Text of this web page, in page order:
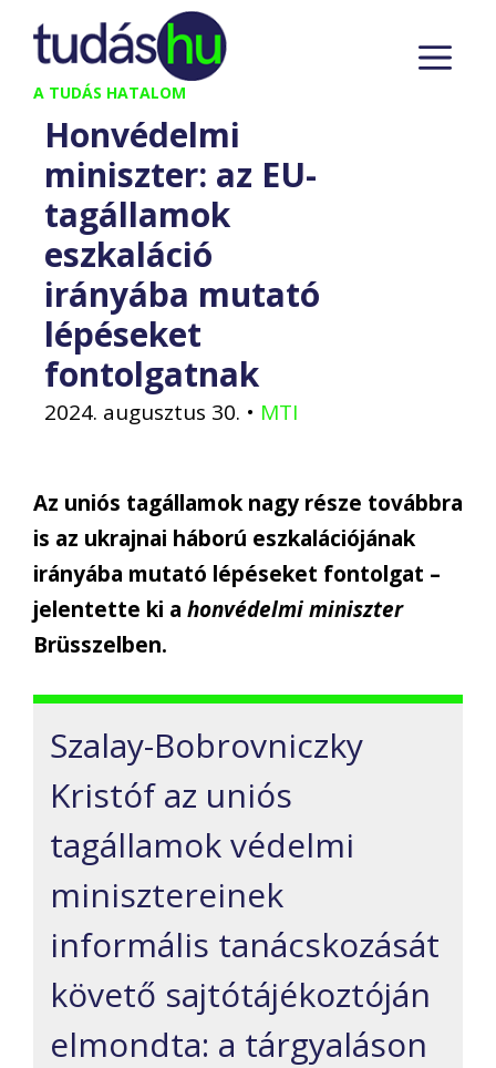
Kilépés
tartalomba
A TUDÁS HATALOM
Honvédelmi
miniszter: az EU-
tagállamok
eszkaláció
irányába mutató
lépéseket
fontolgatnak
2024. augusztus 30. • MTI
Az uniós tagállamok nagy része továbbra
is az ukrajnai háború eszkalációjának
irányába mutató lépéseket fontolgat –
jelentette ki a honvédelmi miniszter
Brüsszelben.
Szalay-Bobrovniczky
Kristóf az uniós
tagállamok védelmi
minisztereinek
informális tanácskozását
követő sajtótájékoztóján
elmondta: a tárgyaláson